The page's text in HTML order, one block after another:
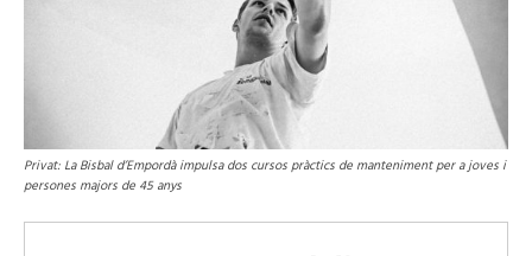
Privat: La Bisbal d’Empordà impulsa dos cursos pràctics de manteniment per a joves i
persones majors de 45 anys